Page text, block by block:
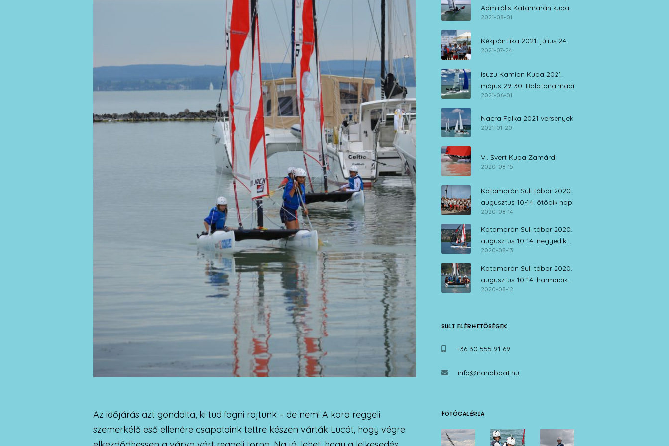
Az időjárás azt gondolta, ki tud fogni rajtunk – de nem! A kora reggeli
szemerkélő eső ellenére csapataink tettre készen várták Lucát, hogy végre
Admirális Katamarán kupa
július 30. – augusztus 1.
2021-08-01
Kékpántlika 2021. július 24.
2021-07-24
Isuzu Kamion Kupa 2021.
május 29-30. Balatonalmádi
2021-06-01
Nacra Falka 2021 versenyek
2021-01-20
VI. Svert Kupa Zamárdi
2020-08-15
Katamarán Suli tábor 2020.
augusztus 10-14. ötödik nap
2020-08-14
Katamarán Suli tábor 2020.
augusztus 10-14. negyedik
nap
2020-08-13
Katamarán Suli tábor 2020.
augusztus 10-14. harmadik
nap
2020-08-12
SULI ELÉRHETŐSÉGEK
+36 30 555 91 69
info@nanaboat.hu
FOTÓGALÉRIA